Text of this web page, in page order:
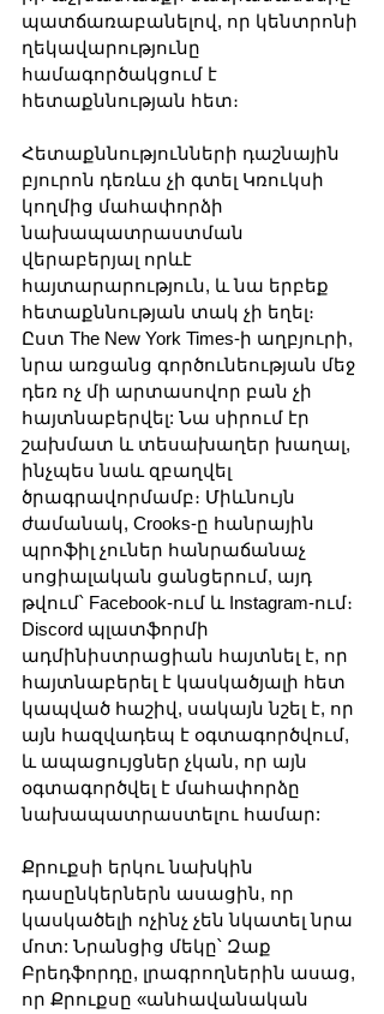
պատճառաբանելով, որ կենտրոնի
ղեկավարությունը
համագործակցում է
հետաքննության հետ։
Հետաքննությունների դաշնային
բյուրոն դեռևս չի գտել Կռուկսի
կողմից մահափորձի
նախապատրաստման
վերաբերյալ որևէ
հայտարարություն, և նա երբեք
հետաքննության տակ չի եղել։
Ըստ The New York Times-ի աղբյուրի,
նրա առցանց գործունեության մեջ
դեռ ոչ մի արտասովոր բան չի
հայտնաբերվել: Նա սիրում էր
շախմատ և տեսախաղեր խաղալ,
ինչպես նաև զբաղվել
ծրագրավորմամբ։ Միևնույն
ժամանակ, Crooks-ը հանրային
պրոֆիլ չուներ հանրաճանաչ
սոցիալական ցանցերում, այդ
թվում՝ Facebook-ում և Instagram-ում։
Discord պլատֆորմի
ադմինիստրացիան հայտնել է, որ
հայտնաբերել է կասկածյալի հետ
կապված հաշիվ, սակայն նշել է, որ
այն հազվադեպ է օգտագործվում,
և ապացույցներ չկան, որ այն
օգտագործվել է մահափորձը
նախապատրաստելու համար:
Քրուքսի երկու նախկին
դասընկերներն ասացին, որ
կասկածելի ոչինչ չեն նկատել նրա
մոտ: Նրանցից մեկը՝ Զաք
Բրեդֆորդը, լրագրողներին ասաց,
որ Քրուքսը «անհավանական